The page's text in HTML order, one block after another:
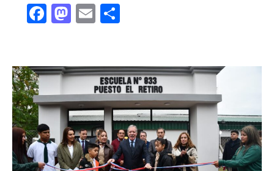
Facebook
Mastodon
Email